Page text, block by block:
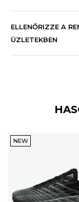
ELLENŐRIZZE A
ÜZLETEKBEN
NEW